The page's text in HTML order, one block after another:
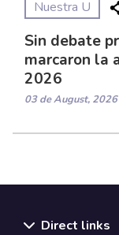
Nuestra U
Sin debate
marcaron la
2026
03 de August, 2026
Direct links